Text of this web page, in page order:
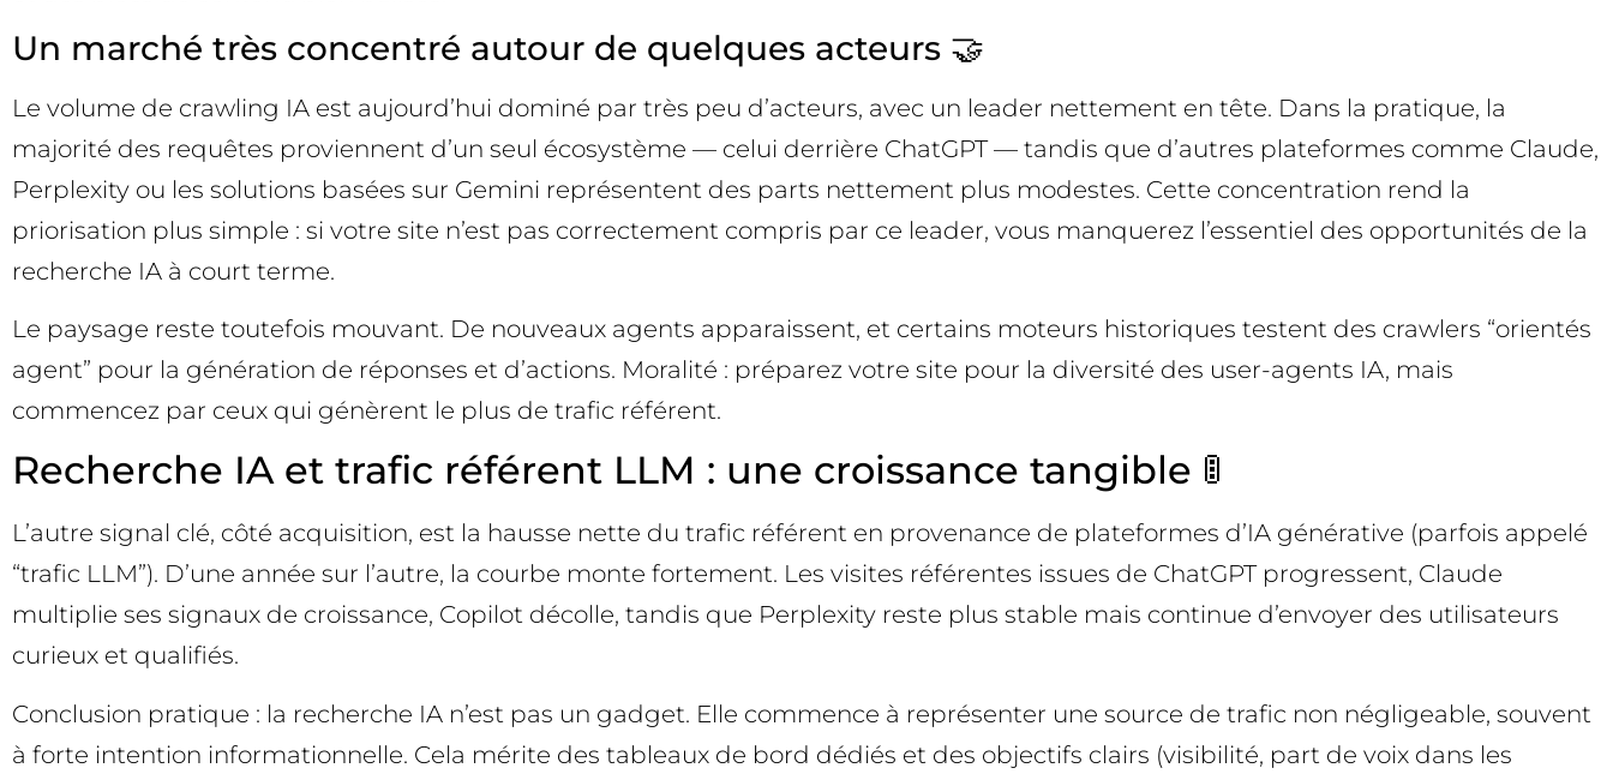
Un marché très concentré autour de quelques acteurs 🤝
Le volume de crawling IA est aujourd’hui dominé par très peu d’acteurs, avec un leader nettement en tête. Dans la pratique, la
majorité des requêtes proviennent d’un seul écosystème — celui derrière ChatGPT — tandis que d’autres plateformes comme Claude,
Perplexity ou les solutions basées sur Gemini représentent des parts nettement plus modestes. Cette concentration rend la
priorisation plus simple : si votre site n’est pas correctement compris par ce leader, vous manquerez l’essentiel des opportunités de la
recherche IA à court terme.
Le paysage reste toutefois mouvant. De nouveaux agents apparaissent, et certains moteurs historiques testent des crawlers “orientés
agent” pour la génération de réponses et d’actions. Moralité : préparez votre site pour la diversité des user-agents IA, mais
commencez par ceux qui génèrent le plus de trafic référent.
Recherche IA et trafic référent LLM : une croissance tangible 🚦
L’autre signal clé, côté acquisition, est la hausse nette du trafic référent en provenance de plateformes d’IA générative (parfois appelé
“trafic LLM”). D’une année sur l’autre, la courbe monte fortement. Les visites référentes issues de ChatGPT progressent, Claude
multiplie ses signaux de croissance, Copilot décolle, tandis que Perplexity reste plus stable mais continue d’envoyer des utilisateurs
curieux et qualifiés.
Conclusion pratique : la recherche IA n’est pas un gadget. Elle commence à représenter une source de trafic non négligeable, souvent
à forte intention informationnelle. Cela mérite des tableaux de bord dédiés et des objectifs clairs (visibilité, part de voix dans les